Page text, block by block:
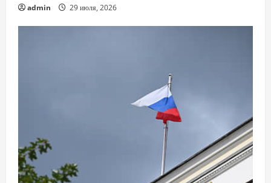
admin 29 июля, 2026